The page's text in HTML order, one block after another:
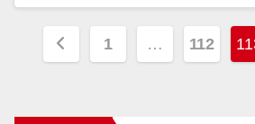
Σελιδοποίηση
1 … 112